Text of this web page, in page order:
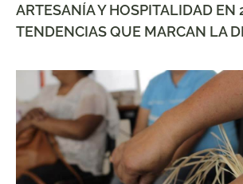
ARTESANÍA Y HOSPITALIDAD EN
TENDENCIAS QUE MARCAN LA